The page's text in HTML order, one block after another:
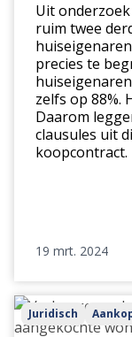
koopcontract
Uit
ruim twee
precies te
zelfs op 88%.
Daarom
clausules uit
koopcontract.
19 mrt. 2024
Verborgen
gebreken
Juridisch